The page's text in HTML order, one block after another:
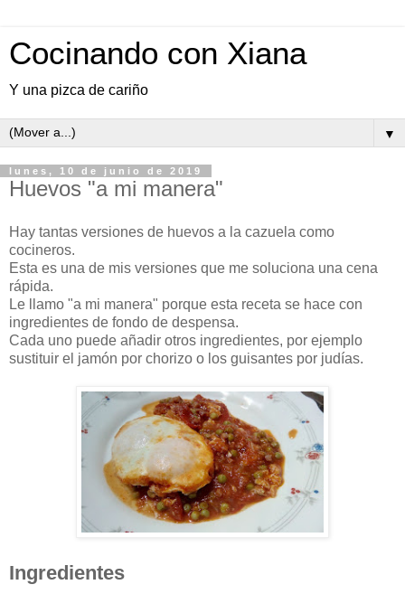
Cocinando con Xiana
Y una pizca de cariño
▼
lunes, 10 de junio de 2019
Huevos "a mi manera"
Hay tantas versiones de huevos a la cazuela como
cocineros.
Esta es una de mis versiones que me soluciona una cena
rápida.
Le llamo "a mi manera" porque esta receta se hace con
ingredientes de fondo de despensa.
Cada uno puede añadir otros ingredientes, por ejemplo
sustituir el jamón por chorizo o los guisantes por judías.
Ingredientes